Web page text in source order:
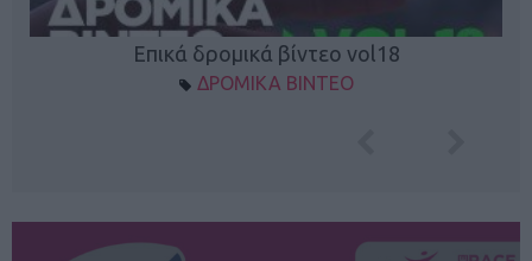
Επικά δρομικά βίντεο vol18
ΔΡΟΜΙΚΑ ΒΙΝΤΕΟ